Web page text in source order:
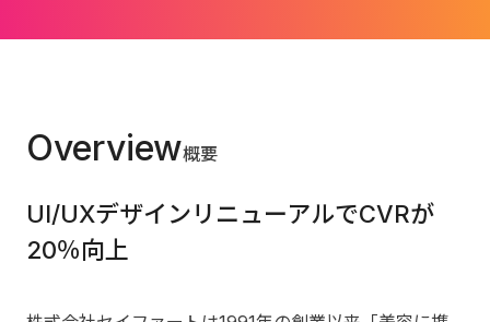
Overview概要
UI/UXデザインリニューアルでCVRが
20％向上